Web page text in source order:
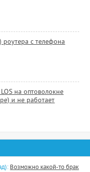
роутера с телефона
на оптоволокне
и не работает
Возможно какой-то брак